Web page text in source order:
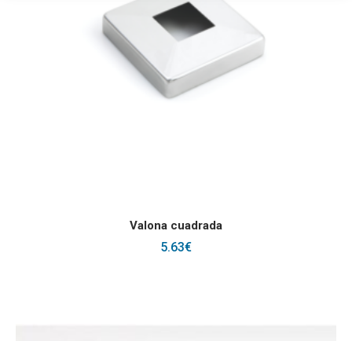
SELECCIONAR OPCIONES
Valona cuadrada
5.63€